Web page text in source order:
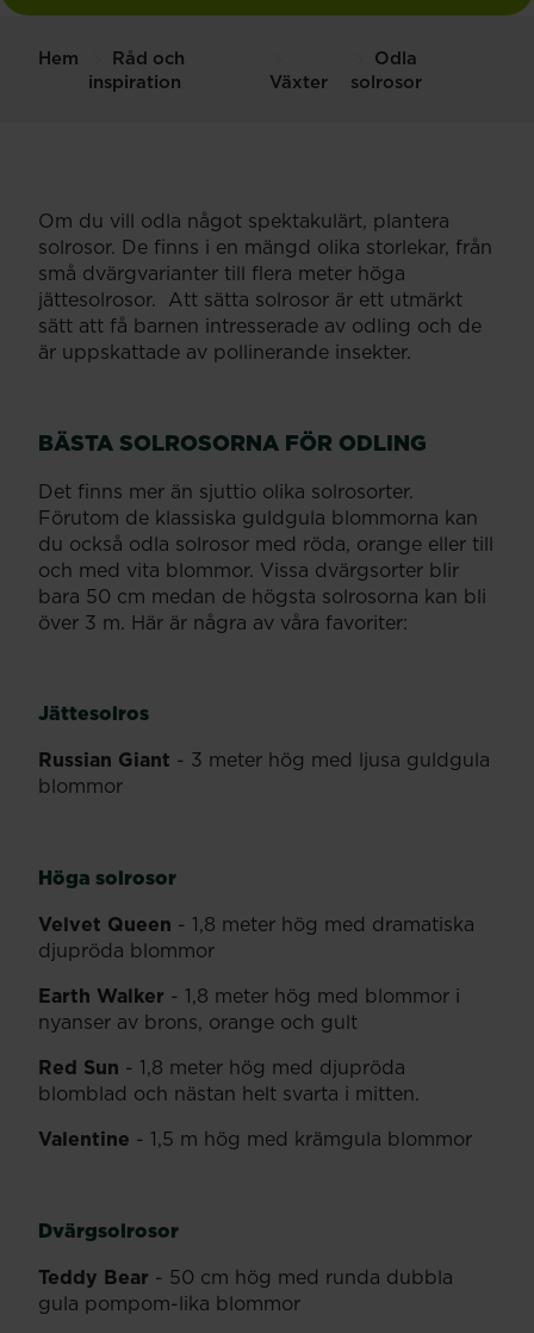
Hem
Råd och
inspiration
Växter
Odla
solrosor
Om du vill odla något spektakulärt, plantera
solrosor. De finns i en mängd olika storlekar, från
små dvärgvarianter till flera meter höga
jättesolrosor. Att sätta solrosor är ett utmärkt
sätt att få barnen intresserade av odling och de
är uppskattade av pollinerande insekter.
BÄSTA SOLROSORNA FÖR ODLING
Det finns mer än sjuttio olika solrosorter.
Förutom de klassiska guldgula blommorna kan
du också odla solrosor med röda, orange eller till
och med vita blommor. Vissa dvärgsorter blir
bara 50 cm medan de högsta solrosorna kan bli
över 3 m. Här är några av våra favoriter:
Jättesolros
Russian Giant - 3 meter hög med ljusa guldgula
blommor
Höga solrosor
Velvet Queen - 1,8 meter hög med dramatiska
djupröda blommor
Earth Walker - 1,8 meter hög med blommor i
nyanser av brons, orange och gult
Red Sun - 1,8 meter hög med djupröda
blomblad och nästan helt svarta i mitten.
Valentine - 1,5 m hög med krämgula blommor
Dvärgsolrosor
Teddy Bear - 50 cm hög med runda dubbla
gula pompom-lika blommor